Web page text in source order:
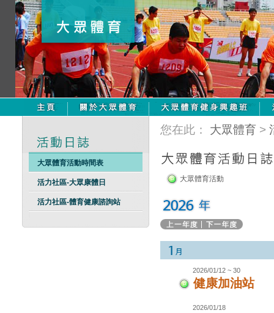
大眾體育活動時間表
活力社區-大眾康體日
活力社區-體育健康諮詢站
您在此： 大眾體育 >
大眾體育活動
2026/01/12 ~ 30
健康加油站
2026/01/18